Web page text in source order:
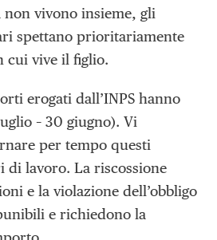
vivono insieme, gli
spettano prioritariamente
cui vive il figlio.
erogati dall’INPS hanno
– 30 giugno). Vi
per tempo questi
lavoro. La riscossione
e la violazione dell’obbligo
e richiedono la